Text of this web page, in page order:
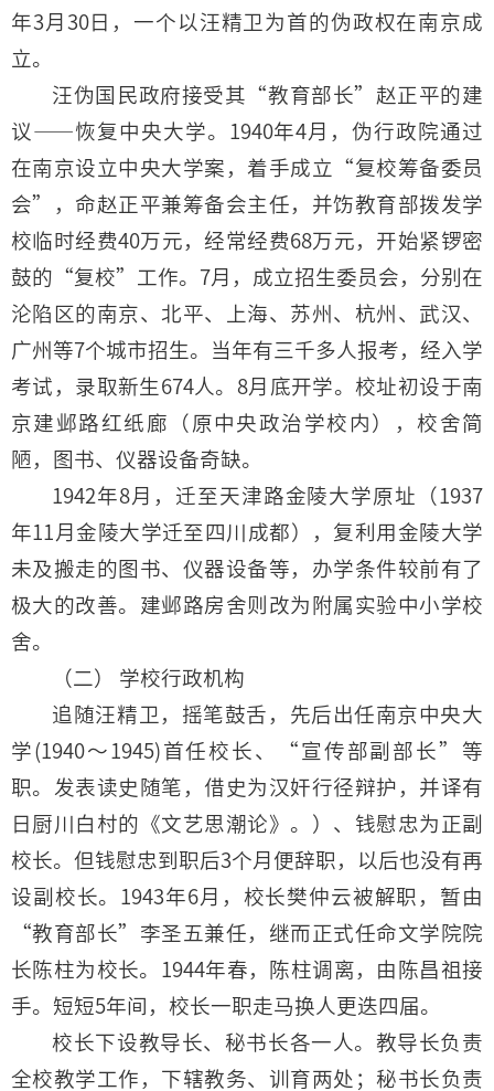
年3月30日，一个以汪精卫为首的伪政权在南京成
立。
汪伪国民政府接受其“教育部长”赵正平的建
议——恢复中央大学。1940年4月，伪行政院通过
在南京设立中央大学案，着手成立“复校筹备委员
会”，命赵正平兼筹备会主任，并饬教育部拨发学
校临时经费40万元，经常经费68万元，开始紧锣密
鼓的“复校”工作。7月，成立招生委员会，分别在
沦陷区的南京、北平、上海、苏州、杭州、武汉、
广州等7个城市招生。当年有三千多人报考，经入学
考试，录取新生674人。8月底开学。校址初设于南
京建邺路红纸廊（原中央政治学校内），校舍简
陋，图书、仪器设备奇缺。
1942年8月，迁至天津路金陵大学原址（1937
年11月金陵大学迁至四川成都），复利用金陵大学
未及搬走的图书、仪器设备等，办学条件较前有了
极大的改善。建邺路房舍则改为附属实验中小学校
舍。
（二） 学校行政机构
追随汪精卫，摇笔鼓舌，先后出任南京中央大
学(1940～1945)首任校长、“宣传部副部长”等
职。发表读史随笔，借史为汉奸行径辩护，并译有
日厨川白村的《文艺思潮论》。）、钱慰忠为正副
校长。但钱慰忠到职后3个月便辞职，以后也没有再
设副校长。1943年6月，校长樊仲云被解职，暂由
“教育部长”李圣五兼任，继而正式任命文学院院
长陈柱为校长。1944年春，陈柱调离，由陈昌祖接
手。短短5年间，校长一职走马换人更迭四届。
校长下设教导长、秘书长各一人。教导长负责
全校教学工作，下辖教务、训育两处；秘书长负责